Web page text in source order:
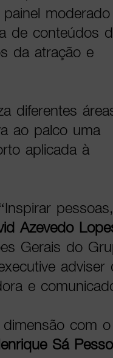
moderado
de conteúdos
da atração e
diferentes
ao palco uma
aplicada à
pessoas,
Azevedo
Gerais do
adviser
e
com o
Sá